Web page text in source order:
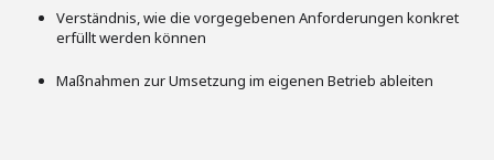
Verständnis, wie die vorgegebenen Anforderungen konkret
erfüllt werden können
Maßnahmen zur Umsetzung im eigenen Betrieb ableiten